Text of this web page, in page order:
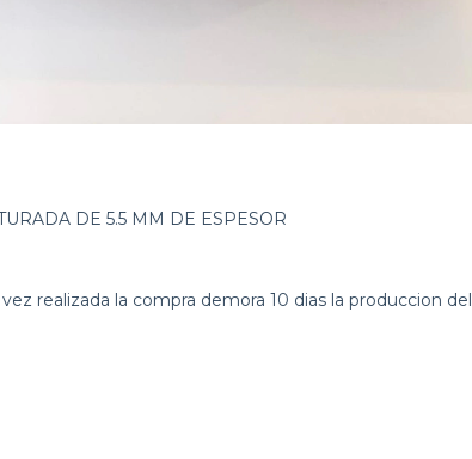
DE 5.5 MM DE ESPESOR
realizada la compra demora 10 dias la produccion del